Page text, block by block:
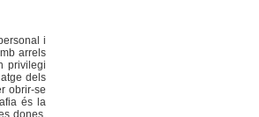
i
arrels
privilegi
dels
obrir-se
és la